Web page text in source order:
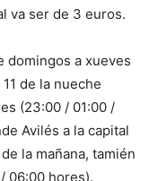
va ser de 3 euros.
domingos a xueves
de la nueche
(23:00 / 01:00 /
Avilés a la capital
la mañana, tamién
06:00 hores).